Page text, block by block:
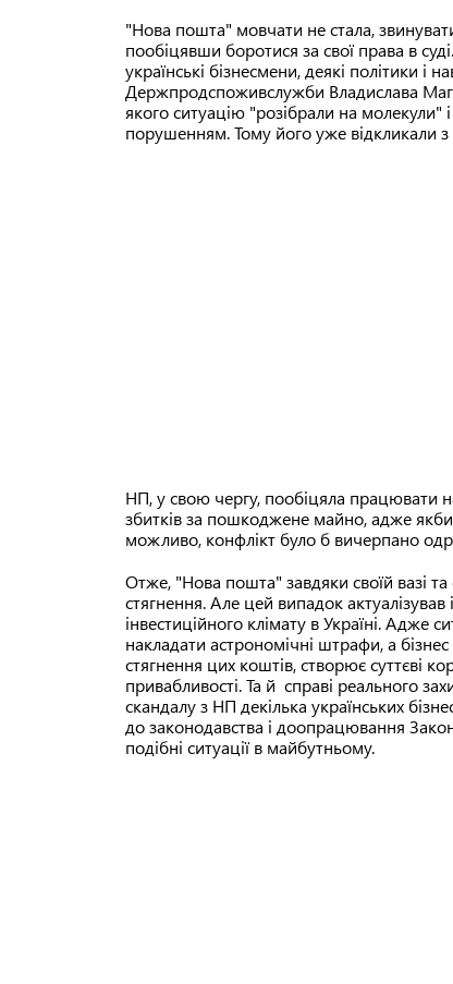
"Нова пошта" мовчати не стала,
пообіцявши боротися за свої права в
українські бізнесмени, деякі політики і
Держпродспоживслужби Владислава
якого ситуацію "розібрали на
порушенням. Тому його уже відкликали
НП, у свою чергу, пообіцяла працювати
збитків за пошкоджене майно, адже якби
можливо, конфлікт було б вичерпано
Отже, "Нова пошта" завдяки своїй вазі
стягнення. Але цей випадок
інвестиційного клімату в Україні. Адже
накладати астрономічні штрафи, а
стягнення цих коштів, створює суттєві
привабливості. Та й справі реального
скандалу з НП декілька українських
до законодавства і доопрацювання
подібні ситуації в майбутньому.